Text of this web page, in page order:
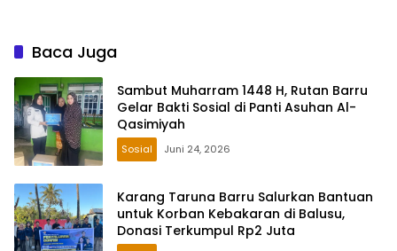
Baca Juga
Sambut Muharram 1448 H, Rutan Barru
Gelar Bakti Sosial di Panti Asuhan Al-
Qasimiyah
Sosial Juni 24, 2026
Karang Taruna Barru Salurkan Bantuan
untuk Korban Kebakaran di Balusu,
Donasi Terkumpul Rp2 Juta